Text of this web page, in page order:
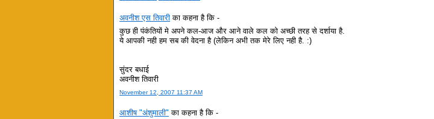
अवनीश एस तिवारी का कहना है कि -
कुछ ही पंकंतियों मे अपने कल-आज और आने वाले कल को अच्छी तरह से दर्शाया है.
ये आपकी नही हम सब की वेदना है (लेकिन अभी तक मेरे लिए नही है. :)
सुंदर बधाई
अवनीश तिवारी
November 12, 2007 11:37 AM
आशीष "अंशुमाली" का कहना है कि -